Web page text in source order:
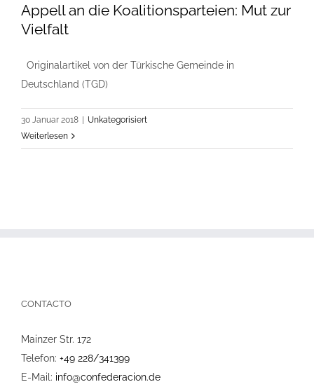
Appell an die Koalitionsparteien: Mut zur
Vielfalt
Originalartikel von der Türkische Gemeinde in
Deutschland (TGD)
30 Januar 2018 | Unkategorisiert
Weiterlesen
CONTACTO
Mainzer Str. 172
Telefon: +49 228/341399
E-Mail: info@confederacion.de